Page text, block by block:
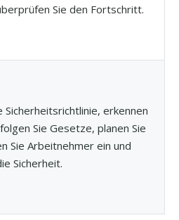
Sie den Fortschritt.
Sicherheitsrichtlinie, erkennen
Sie Gesetze, planen Sie
Sie Arbeitnehmer ein und
Sicherheit.